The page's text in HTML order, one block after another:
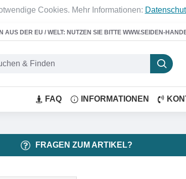
Cookies. Mehr Informationen:
AUS DER EU / WELT: NUTZEN SIE BITTE WWW.SEIDEN-
FAQ INFORMATIONEN
FRAGEN ZUM ARTIKEL?